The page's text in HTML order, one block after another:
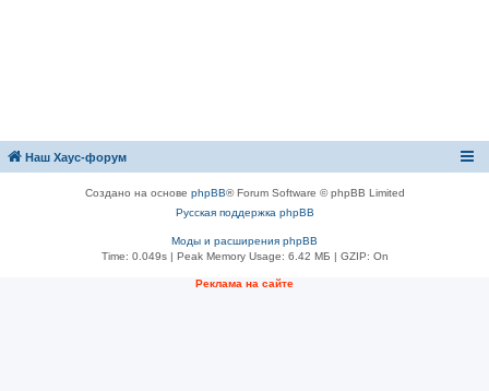
Наш Хаус-форум
Создано на основе phpBB® Forum Software © phpBB Limited
Русская поддержка phpBB
Моды и расширения phpBB
Time: 0.049s| Peak Memory Usage: 6.42 МБ | GZIP: On
Реклама на сайте